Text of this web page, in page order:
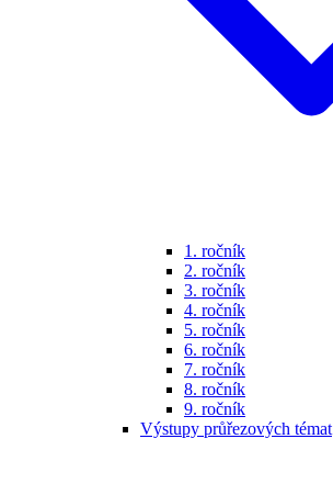
1. ročník
2. ročník
3. ročník
4. ročník
5. ročník
6. ročník
7. ročník
8. ročník
9. ročník
Výstupy průřezových témat